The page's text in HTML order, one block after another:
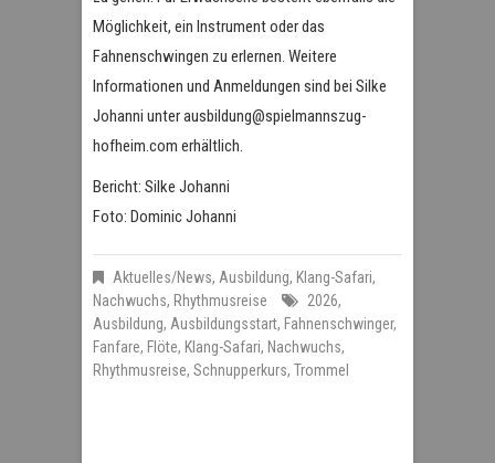
Möglichkeit, ein Instrument oder das
Fahnenschwingen zu erlernen. Weitere
Informationen und Anmeldungen sind bei Silke
Johanni unter ausbildung@spielmannszug-
hofheim.com erhältlich.
Bericht: Silke Johanni
Foto: Dominic Johanni
Aktuelles/News, Ausbildung, Klang-Safari,
Nachwuchs, Rhythmusreise 2026,
Ausbildung, Ausbildungsstart, Fahnenschwinger,
Fanfare, Flöte, Klang-Safari, Nachwuchs,
Rhythmusreise, Schnupperkurs, Trommel